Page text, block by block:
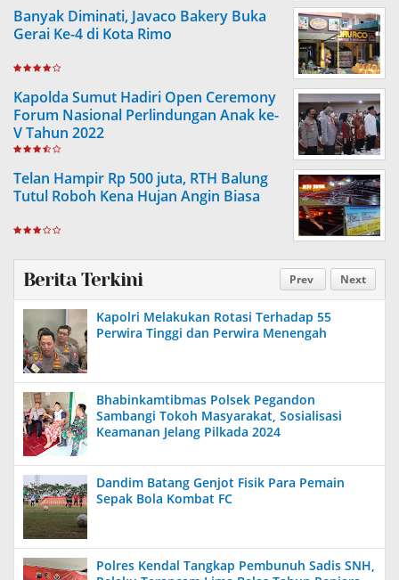
Banyak Diminati, Javaco Bakery Buka
Gerai Ke-4 di Kota Rimo
Kapolda Sumut Hadiri Open Ceremony
Forum Nasional Perlindungan Anak ke-
V Tahun 2022
Telan Hampir Rp 500 juta, RTH Balung
Tutul Roboh Kena Hujan Angin Biasa
Prev Next
Berita Terkini
Kapolri Melakukan Rotasi Terhadap 55
Perwira Tinggi dan Perwira Menengah
Bhabinkamtibmas Polsek Pegandon
Sambangi Tokoh Masyarakat, Sosialisasi
Keamanan Jelang Pilkada 2024
Dandim Batang Genjot Fisik Para Pemain
Sepak Bola Kombat FC
Polres Kendal Tangkap Pembunuh Sadis SNH,